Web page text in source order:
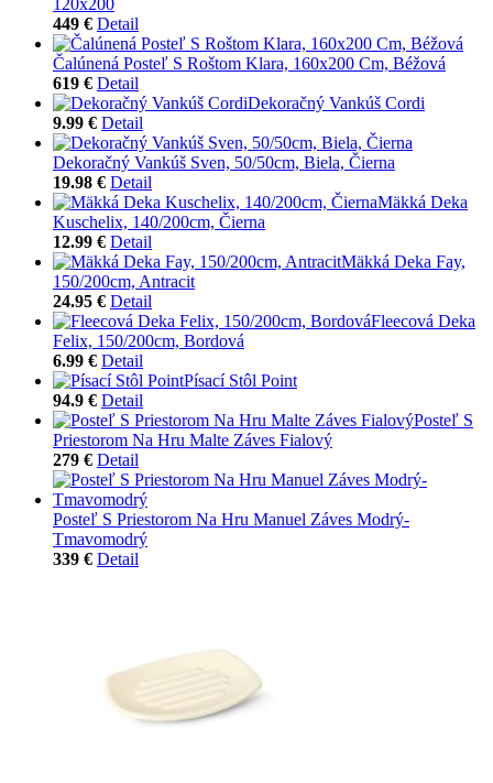
449 € Detail
Čalúnená Posteľ S Roštom Klara, 160x200 Cm, Béžová
619 € Detail
Dekoračný Vankúš Cordi
9.99 € Detail
Dekoračný Vankúš Sven, 50/50cm, Biela, Čierna
19.98 € Detail
Mäkká Deka
Kuschelix, 140/200cm, Čierna
12.99 € Detail
Mäkká Deka Fay,
150/200cm, Antracit
24.95 € Detail
Fleecová Deka
Felix, 150/200cm, Bordová
6.99 € Detail
Písací Stôl Point
94.9 € Detail
Posteľ S
Priestorom Na Hru Malte Záves Fialový
279 € Detail
Posteľ S Priestorom Na Hru Manuel Záves Modrý-
Tmavomodrý
339 € Detail